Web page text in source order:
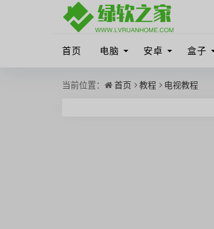
首页 电脑 安卓 盒子
当前位置： 首页 教程 电视教程